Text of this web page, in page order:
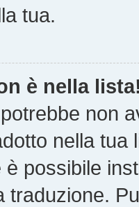
tua.
è nella
non
nella tua
possibile
traduzione.